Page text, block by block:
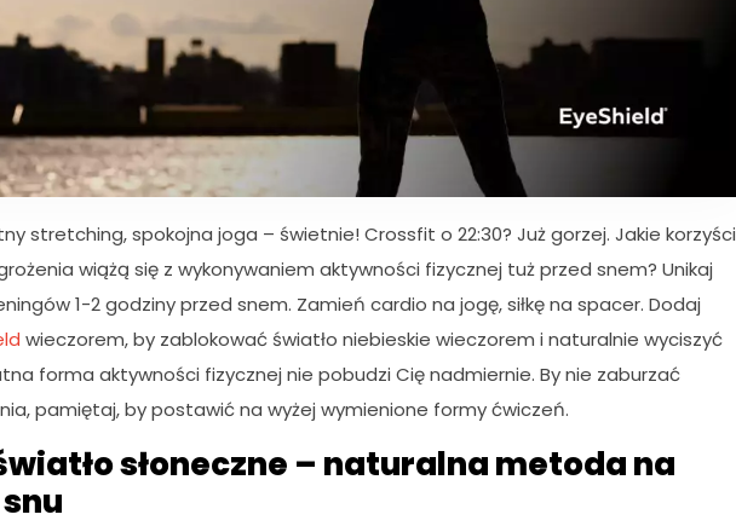
stretching, spokojna joga – świetnie! Crossfit o 22:30? Już gorzej. Jakie korzyści
wiążą się z wykonywaniem aktywności fizycznej tuż przed snem? Unikaj
1-2 godziny przed snem. Zamień cardio na jogę, siłkę na spacer. Dodaj
wieczorem, by zablokować światło niebieskie wieczorem i naturalnie wyciszyć
forma aktywności fizycznej nie pobudzi Cię nadmiernie. By nie zaburzać
pamiętaj, by postawić na wyżej wymienione formy ćwiczeń.
słoneczne – naturalna metoda na